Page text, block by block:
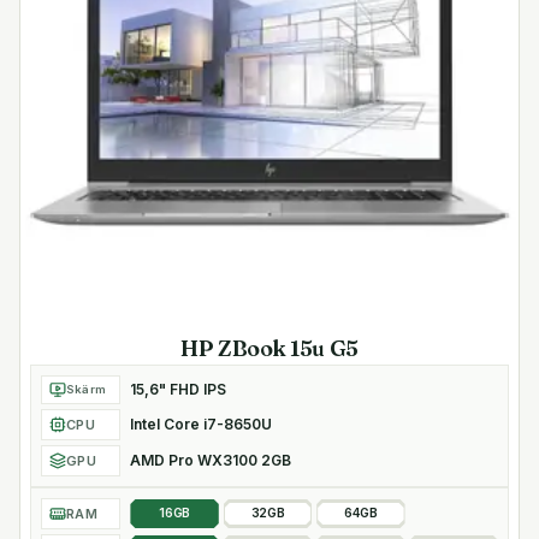
HDMI 2.0b-utgången låter dig ansluta datorn till en HD-
TV eller projektor så du kan spela upp videos i Ultra HD
2160p på stor skärm.
- Fingeravtrycksläsare för säker inloggning
- Stödjer TPM 2.0-auktorisering
- Plats för Kensingtonlås
Anslutningar
- 2x USB-C 3.2 Gen1-portar
- 2x USB-A 3.2 Gen1-portar (en med
- Smart Card-kortplats
HP ZBook 15u G5
Skärm 15,6" FHD IPS
CPU Intel Core i7-8650U
GPU AMD Pro WX3100 2GB
RAM 16GB 32GB 64GB